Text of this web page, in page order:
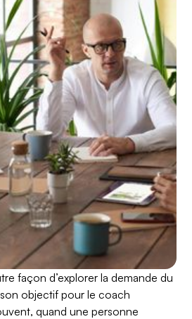
façon d’explorer la demande du
objectif pour le coach
quand une personne